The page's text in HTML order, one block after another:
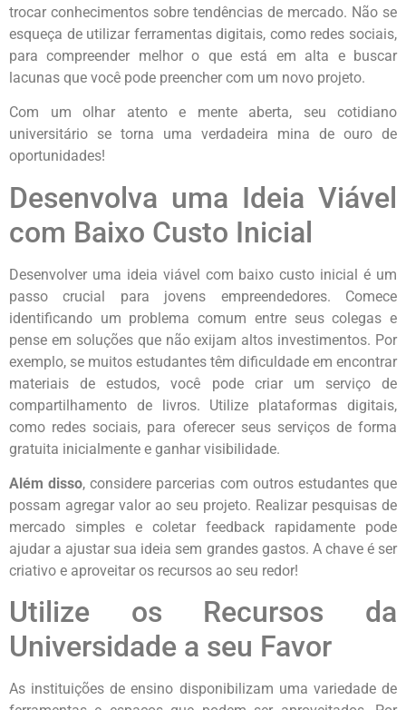
trocar conhecimentos sobre tendências de mercado. Não se
esqueça de utilizar ferramentas digitais, como redes sociais,
para compreender melhor o que está em alta e buscar
lacunas que você pode preencher com um novo projeto.
Com um olhar atento e mente aberta, seu cotidiano
universitário se torna uma verdadeira mina de ouro de
oportunidades!
Desenvolva uma Ideia Viável
com Baixo Custo Inicial
Desenvolver uma ideia viável com baixo custo inicial é um
passo crucial para jovens empreendedores. Comece
identificando um problema comum entre seus colegas e
pense em soluções que não exijam altos investimentos. Por
exemplo, se muitos estudantes têm dificuldade em encontrar
materiais de estudos, você pode criar um serviço de
compartilhamento de livros. Utilize plataformas digitais,
como redes sociais, para oferecer seus serviços de forma
gratuita inicialmente e ganhar visibilidade.
Além disso, considere parcerias com outros estudantes que
possam agregar valor ao seu projeto. Realizar pesquisas de
mercado simples e coletar feedback rapidamente pode
ajudar a ajustar sua ideia sem grandes gastos. A chave é ser
criativo e aproveitar os recursos ao seu redor!
Utilize os Recursos da
Universidade a seu Favor
As instituições de ensino disponibilizam uma variedade de